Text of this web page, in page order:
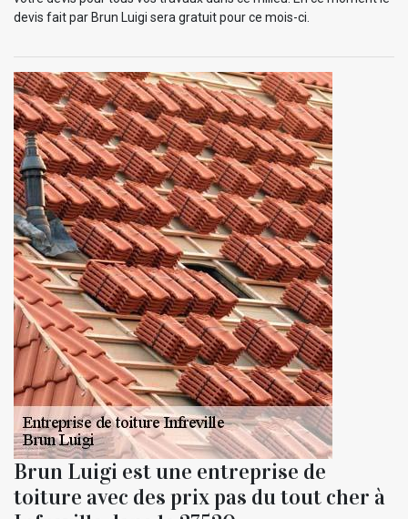
devis fait par Brun Luigi sera gratuit pour ce mois-ci.
Brun Luigi est une entreprise de
toiture avec des prix pas du tout cher à